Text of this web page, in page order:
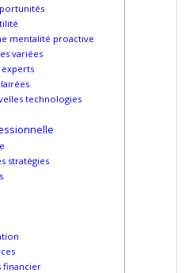
mentalité proactive
variées
experts
technologies
stratégies
financier